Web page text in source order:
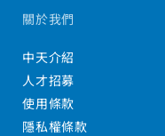
關於我們
中天介紹
人才招募
使用條款
隱私權條款